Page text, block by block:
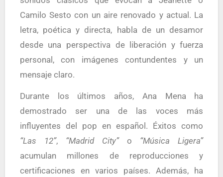
Camilo Sesto con un aire renovado y actual. La
letra, poética y directa, habla de un desamor
desde una perspectiva de liberación y fuerza
personal, con imágenes contundentes y un
mensaje claro.
Durante los últimos años, Ana Mena ha
demostrado ser una de las voces más
influyentes del pop en español. Éxitos como
“Las 12”, “Madrid City”o “Música Ligera”
acumulan millones de reproducciones y
certificaciones en varios países. Además, ha